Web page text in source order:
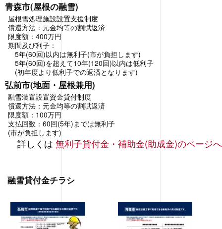
青森市(屋根の融雪)
屋根雪処理施設設置支援制度
償還方法：元金均等の割賦返済
限度額：400万円
期間及び利子：
5年(60回)以内は無利子(市が負担します)
5年(60回)を超えて10年(120回)以内は低利子
(初年度より低利子での返済となります)
弘前市(地面・屋根兼用)
融雪装置設置資金貸付制度
償還方法：元金均等の割賦返済
限度額：100万円
支払回数：60回(5年)までは無利子
(市が負担します)
詳しくは 無利子貸付金・補助金(助成金)のページへ
融雪貸付金チラシ